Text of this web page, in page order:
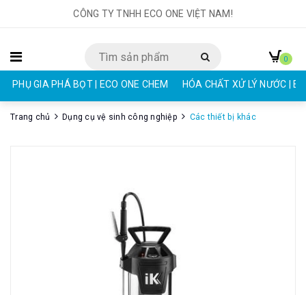
CÔNG TY TNHH ECO ONE VIỆT NAM!
PHỤ GIA PHÁ BỌT | ECO ONE CHEM HÓA CHẤT XỬ LÝ NƯỚC |
0
Trang chủ Dụng cụ vệ sinh công nghiệp Các thiết bị khác